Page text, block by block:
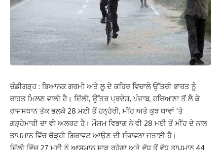
ਚੰਡੀਗੜ੍ਹ : ਭਿਆਨਕ ਗਰਮੀ ਅਤੇ ਲੂ ਦੇ ਕਹਿਰ ਵਿਚਾਲੇ ਉੱਤਰੀ ਭਾਰਤ ਨੂੰ
ਰਾਹਤ ਮਿਲਣ ਵਾਲੀ ਹੈ। ਦਿੱਲੀ, ਉੱਤਰ ਪ੍ਰਦੇਸ਼, ਪੰਜਾਬ, ਹਰਿਆਣਾ ਤੋਂ ਲੈ ਕੇ
ਰਾਜਸਥਾਨ ਤੱਕ ਭਲਕੇ 28 ਮਈ ਤੋਂ ਹਨ੍ਹੇਰੀ, ਮੀਂਹ ਅਤੇ ਕੁਝ ਥਾਵਾਂ ‘ਤੇ
ਗੜ੍ਹੇਮਾਰੀ ਦਾ ਵੀ ਅਲਰਟ ਹੈ। ਮੌਸਮ ਵਿਭਾਗ ਨੇ ਵੀ 28 ਮਈ ਤੋਂ ਮੀਂਹ ਦੇ ਨਾਲ
ਤਾਪਮਾਨ ਵਿੱਚ ਥੋੜ੍ਹੀ ਗਿਰਾਵਟ ਆਉਣ ਦੀ ਸੰਭਾਵਨਾ ਜਤਾਈ ਹੈ।
ਦਿੱਲੀ ਵਿੱਚ 27 ਮਈ ਨੂੰ ਆਸਮਾਨ ਸਾਫ਼ ਰਹੇਗਾ ਅਤੇ ਵੱਧ ਤੋਂ ਵੱਧ ਤਾਪਮਾਨ 44